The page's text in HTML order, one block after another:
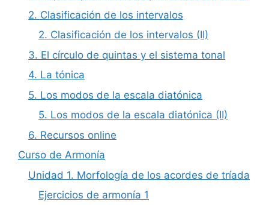
2. Clasificación de los intervalos
2. Clasificación de los intervalos (II)
3. El círculo de quintas y el sistema tonal
4. La tónica
5. Los modos de la escala diatónica
5. Los modos de la escala diatónica (II)
6. Recursos online
Curso de Armonía
Unidad 1. Morfología de los acordes de tríada
Ejercicios de armonía 1